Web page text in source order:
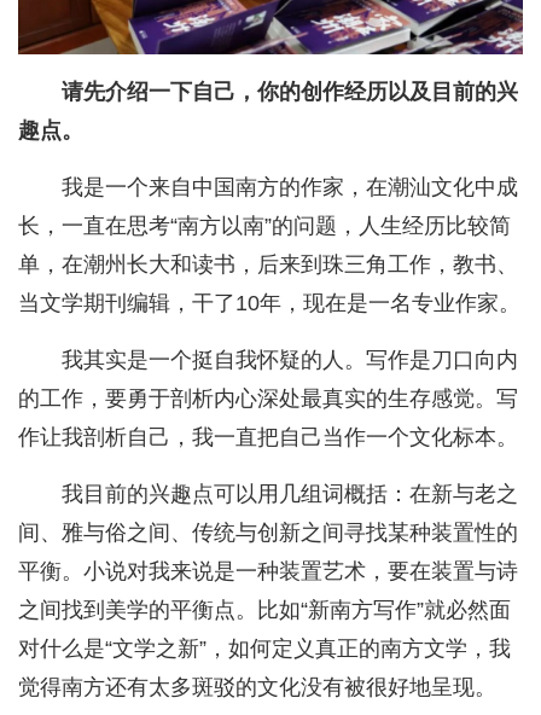
请先介绍一下自己，你的创作经历以及目前的兴
趣点。
我是一个来自中国南方的作家，在潮汕文化中成
长，一直在思考“南方以南”的问题，人生经历比较简
单，在潮州长大和读书，后来到珠三角工作，教书、
当文学期刊编辑，干了10年，现在是一名专业作家。
我其实是一个挺自我怀疑的人。写作是刀口向内
的工作，要勇于剖析内心深处最真实的生存感觉。写
作让我剖析自己，我一直把自己当作一个文化标本。
我目前的兴趣点可以用几组词概括：在新与老之
间、雅与俗之间、传统与创新之间寻找某种装置性的
平衡。小说对我来说是一种装置艺术，要在装置与诗
之间找到美学的平衡点。比如“新南方写作”就必然面
对什么是“文学之新”，如何定义真正的南方文学，我
觉得南方还有太多斑驳的文化没有被很好地呈现。